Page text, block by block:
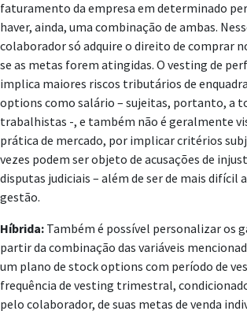
faturamento da empresa em determinado
haver, ainda, uma combinação de ambas.
colaborador só adquire o direito de comprar
se as metas forem atingidas. O vesting de
implica maiores riscos tributários de
options como salário – sujeitas, portanto, a
trabalhistas -, e também não é geralmente
prática de mercado, por implicar critérios
vezes podem ser objeto de acusações de
disputas judiciais – além de ser de mais difícil
gestão.
Híbrida: Também é possível personalizar os
partir da combinação das variáveis
um plano de stock options com período de
frequência de vesting trimestral,
pelo colaborador, de suas metas de venda